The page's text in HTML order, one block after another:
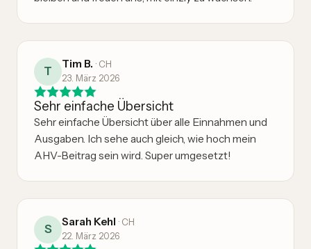
T
Tim B. · CH
23. März 2026
Sehr einfache Übersicht
Sehr einfache Übersicht über alle Einnahmen und
Ausgaben. Ich sehe auch gleich, wie hoch mein
AHV-Beitrag sein wird. Super umgesetzt!
S
Sarah Kehl · CH
22. März 2026